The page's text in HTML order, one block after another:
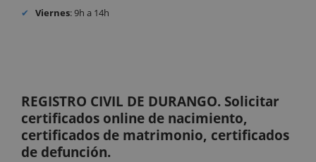
Viernes: 9h a 14h
REGISTRO CIVIL DE DURANGO. Solicitar
certificados online de nacimiento,
certificados de matrimonio, certificados
de defunción.